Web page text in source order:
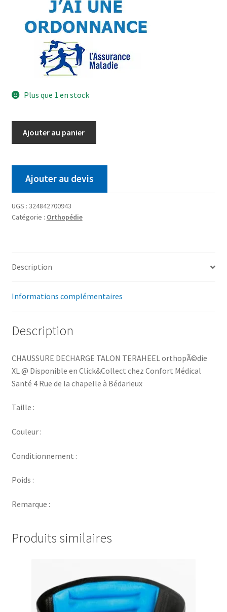
Plus que 1 en stock
Ajouter au panier
Ajouter au devis
UGS : 324842700943
Catégorie : Orthopédie
Description
Informations complémentaires
Description
CHAUSSURE DECHARGE TALON TERAHEEL orthopÃ©die
XL @ Disponible en Click&Collect chez Confort Médical
Santé 4 Rue de la chapelle à Bédarieux
Taille :
Couleur :
Conditionnement :
Poids :
Remarque :
Produits similaires